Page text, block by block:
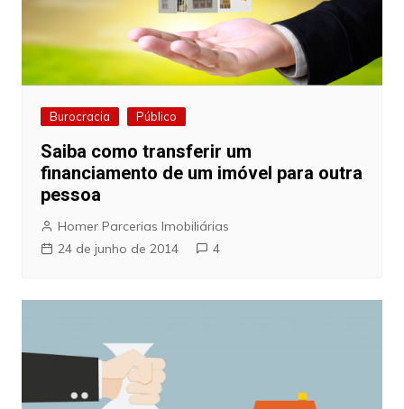
Burocracia Público
Saiba como transferir um
financiamento de um imóvel para outra
pessoa
Homer Parcerias Imobiliárias
24 de junho de 2014
4